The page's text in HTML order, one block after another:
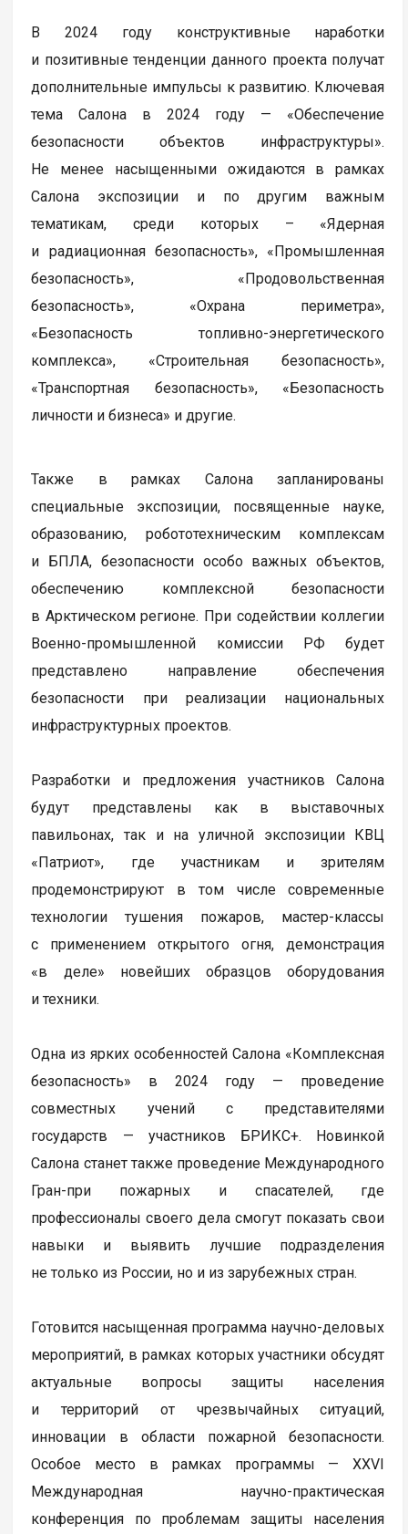
В 2024 году конструктивные наработки
и позитивные тенденции данного проекта получат
дополнительные импульсы к развитию. Ключевая
тема Салона в 2024 году — «Обеспечение
безопасности объектов инфраструктуры».
Не менее насыщенными ожидаются в рамках
Салона экспозиции и по другим важным
тематикам, среди которых – «Ядерная
и радиационная безопасность», «Промышленная
безопасность», «Продовольственная
безопасность», «Охрана периметра»,
«Безопасность топливно-энергетического
комплекса», «Строительная безопасность»,
«Транспортная безопасность», «Безопасность
личности и бизнеса» и другие.
Также в рамках Салона запланированы
специальные экспозиции, посвященные науке,
образованию, робототехническим комплексам
и БПЛА, безопасности особо важных объектов,
обеспечению комплексной безопасности
в Арктическом регионе. При содействии коллегии
Военно-промышленной комиссии РФ будет
представлено направление обеспечения
безопасности при реализации национальных
инфраструктурных проектов.
Разработки и предложения участников Салона
будут представлены как в выставочных
павильонах, так и на уличной экспозиции КВЦ
«Патриот», где участникам и зрителям
продемонстрируют в том числе современные
технологии тушения пожаров, мастер-классы
с применением открытого огня, демонстрация
«в деле» новейших образцов оборудования
и техники.
Одна из ярких особенностей Салона «Комплексная
безопасность» в 2024 году — проведение
совместных учений с представителями
государств — участников БРИКС+. Новинкой
Салона станет также проведение Международного
Гран-при пожарных и спасателей, где
профессионалы своего дела смогут показать свои
навыки и выявить лучшие подразделения
не только из России, но и из зарубежных стран.
Готовится насыщенная программа научно-деловых
мероприятий, в рамках которых участники обсудят
актуальные вопросы защиты населения
и территорий от чрезвычайных ситуаций,
инновации в области пожарной безопасности.
Особое место в рамках программы — XXVI
Международная научно-практическая
конференция по проблемам защиты населения